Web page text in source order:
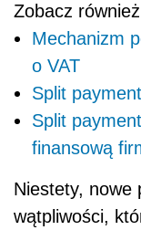
Zobacz
Mechanizm
o VAT
Split
Split
finansową
Niestety, nowe
wątpliwości,